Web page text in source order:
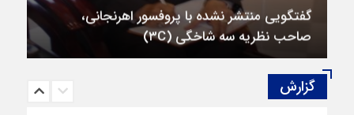
گفتگویی منتشر نشده با پروفسور اهرنجانی،
صاحب نظریه سه‌ شاخگی (۳C)
گزارش‌